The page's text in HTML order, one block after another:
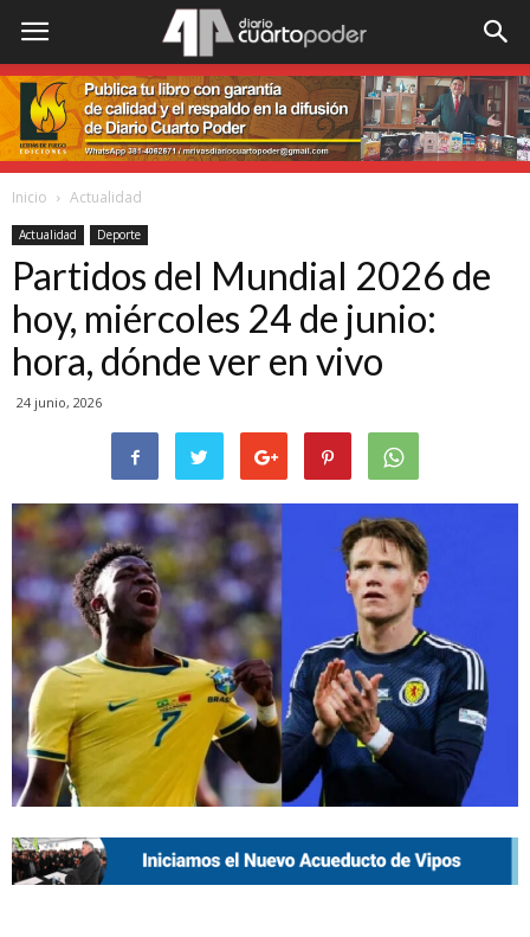
Inicio Actualidad
Actualidad Deporte
Partidos del Mundial 2026 de
hoy, miércoles 24 de junio:
hora, dónde ver en vivo
24 junio, 2026